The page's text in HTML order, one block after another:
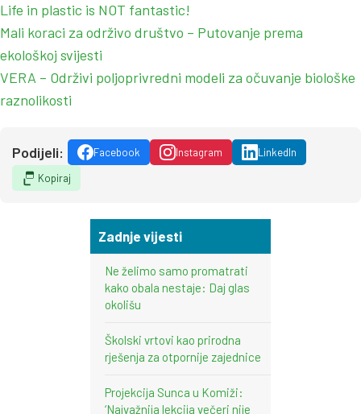
Life in plastic is NOT fantastic!
Mali koraci za održivo društvo – Putovanje prema
ekološkoj svijesti
VERA – Održivi poljoprivredni modeli za očuvanje biološke
raznolikosti
Podijeli: Facebook Instagram
LinkedIn
Kopiraj
Zadnje vijesti
Ne želimo samo promatrati
kako obala nestaje: Daj glas
okolišu
Školski vrtovi kao prirodna
rješenja za otpornije zajednice
Projekcija Sunca u Komiži:
‘Najvažnija lekcija večeri nije